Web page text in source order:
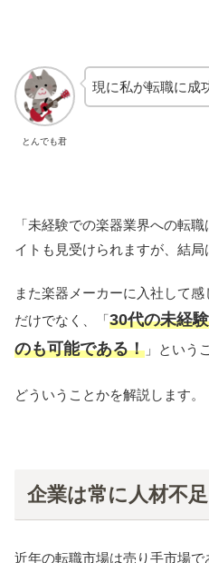
とんでも君
現に私が転職に成
「未経験での楽器業界への転
イトも見受けられますが、結局
また楽器メーカーに入社して
だけでなく、「30代の未経
のも可能である！ 」という
どういうことかを解説します。
企業は常に人材不足
近年の転職市場は売り手市場